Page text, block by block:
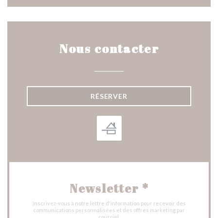
Nous contacter
RÉSERVER
Newsletter *
Inscrivez-vous à notre lettre d'information pour recevoir des
communications personnalisées et des offres marketing par